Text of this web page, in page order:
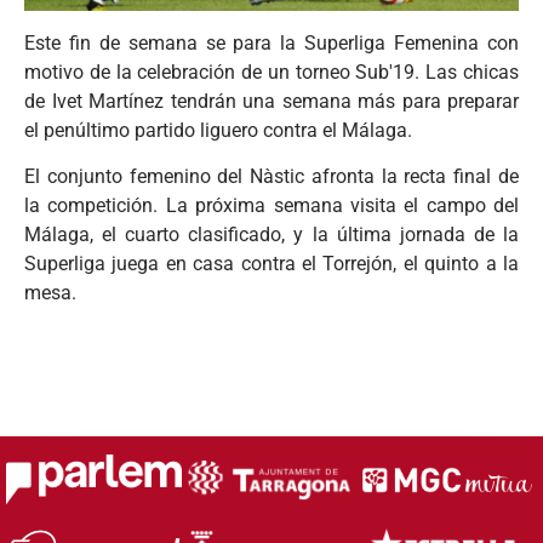
Este fin de semana se para la Superliga Femenina con
motivo de la celebración de un torneo Sub'19. Las chicas
de Ivet Martínez tendrán una semana más para preparar
el penúltimo partido liguero contra el Málaga.
El conjunto femenino del Nàstic afronta la recta final de
la competición. La próxima semana visita el campo del
Málaga, el cuarto clasificado, y la última jornada de la
Superliga juega en casa contra el Torrejón, el quinto a la
mesa.